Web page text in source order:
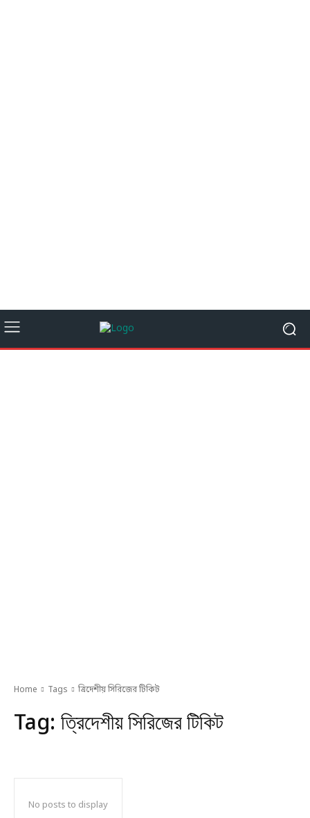
Home Tags ত্রিদেশীয় সিরিজের টিকিট
Tag: ত্রিদেশীয় সিরিজের টিকিট
No posts to display